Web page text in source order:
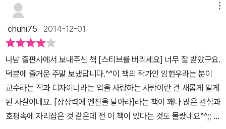
의로 그 지평을 넓혀 가고 있다.중앙대학교 대학원에서 디자인학 박
사학위를 받았고, 현재 계명대학교 시각디자인과 교수로 재직하고 있
으며, 또한 디자인센터장을 맡고 있다.파버카스텔 250주년 기념 초
대... 전을 비롯하여 13회의 개인전을 개최하였고, 프랑크푸르트 북페
어, 서울국제북아트, 부산국제디자인 등의 수많은 국내외 단체전에
참여하였다. 대구MBC, TBC, 대전MB, KTV, KBS FM 등의 방송
에 출연하기도 했다.하지만 임헌우 교수는 세상의 모든 이력이나 가
치보다 일요일 저녁의 ‘책 읽는 시간’을 가장 사랑한다. 특히 읽고 싶
볼수 있다는 다정한 위로 한마디가... 취업에 힘들어 할때 건내는세상
이 이 세상이 뭔가 잘못 된거라고 같이 말해주는 그 이야기가... 가끔
은 생각을 버려두고 멍때리기도 하고,철들지 말라고 하는 그 말들
이 그러면서 책좀 보라고 충고하고그 속에서 스스로를 돌아 보라고
하는 조언이 어느덧 지쳐 쓰러질 것 같고숨이 꽉 막혀 죽을것 같은 나
에게크게 한번 숨을 쉴수 있게 해준다. 한 숨 한번 쉬고나면이젠 용기
를 준다. 삶은 여행이니 훌쩍 떠나보라고,자신감을 가지고 무엇이든
해보라고,언젠가는 끝나는 삶 하루 하루 충실하며즐기기에도 부족하
다고. 그래 참 많은 이야기들을 하고 있다.참 많은 대화를 통해서 뭔가
한 힘이 느껴져 가볍게 시처럼 읽으면 되리라 생각했던 초반의 가벼
운 마음가짐이 180도 달라집니다. 삶에서 얻은 교훈을 다른 유명인
의 실례를 들어 재미있게 들려줍니다. 진지하면서도 무겁지 않아 감
성적으로도 읽는 리듬이 생기고 찐득한 잔소리처럼 들리지 않아 깔끔
하게 읽을 수 있는 책입니다. 그의 강연에서도 느꼈지만 진솔함과 담
백함이 그대로 묻어납니다. 지식인의 허세가 없어 읽기 편한 책입니
다. 표지에는 엿장수가 엿가락을 자르고 리듬을 만들어내는 엿가위가
있습니다. 엿장수 마음대로라는 말이 있지요. 우리는 우리 삶을 내 마
림 없는 하루하루 보내는 우리에게 다시금 활력을 찾도록 잔잔한 메
는 것을 버리는 것을 두려워한다면 아무것도 바꿀수 없다고 말한다.
자신을 들여다보고 자신을 위한 것이 아니면 버릴수 있는 용기를 가
져야한다고 강조하고 있다. 나 자신을 억누르고 남들처럼 스마트폰에
빠져 있는 자신의 모습에 만족하는가? 현실에서 벗어난다는 것이 두
려워 벗어나지 않으려고 발버둥 치고 있는 자신의 모습이 보이는 것
같다. 네잎클로버를 가지려면 누군가 가져다 주기를 기다리지 말고
풀밭으로 나가서 부지런히 살필 수밖에 없다는 말이 가슴 깊이 새겨
chuhi75 2014-12-01
나남 출판사에서 보내주신 책 [스티브를 버리세요] 너무 잘 받았구요.
덕분에 즐거운 주말 보냈답니다.^^이 책의 작가인 임헌우라는 분이
교수라는 직과 디자이너라는 업을 사랑하는 사람이란 건 새롭게 알게
된 사실이네요. [상상력에 엔진을 달아라]라는 책이 꽤나 많은 관심과
호평속에 자리잡은 것 같은데 전 이 책이 있다는 것도 몰랐네요^^;; 이